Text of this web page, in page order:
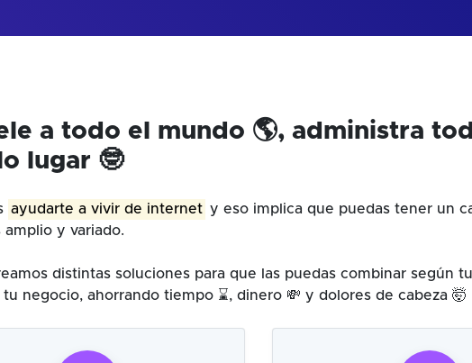
a todo el mundo 🌎, administra
lugar 🤓
ayudarte a vivir de internet y eso implica que puedas tener un
amplio y variado.
distintas soluciones para que las puedas combinar según
negocio, ahorrando tiempo ⌛, dinero 💸 y dolores de cabeza 🤯